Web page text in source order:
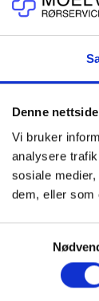
Denne
Vi bruker
analysere
sosiale
dem, eller som
til kjøkken
tilnærming
i nyeste
for et nytt
Full